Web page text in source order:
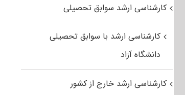
کارشناسی ارشد سوابق تحصیلی
کارشناسی ارشد با سوابق تحصیلی
دانشگاه آزاد
کارشناسی ارشد خارج از کشور